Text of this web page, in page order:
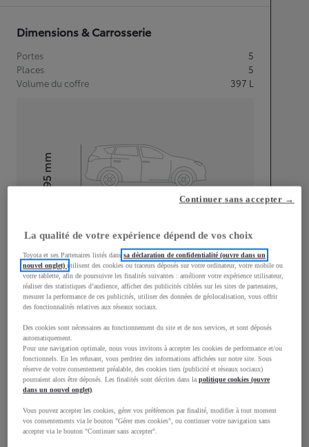
Dimensions & Carrosserie
Portes
5
Places
5
Volume du coffre
397 L
Hauteur
1 595
mm
1 765 mm
Consommation mixte
Consommation mixte 4,4L/100 km
Émissions CO2
102 g/km
La qualité de votre expérience dépend de vos choix
Toyota et ses Partenaires listés danssa déclaration de confidentialité (ouvre dans un
nouvel onglet)utilisent des cookies ou traceurs déposés sur votre ordinateur, votre mobile ou
votre tablette, afin de poursuivre les finalités suivantes : améliorer votre expérience utilisateur,
réaliser des statistiques d’audience, afficher des publicités ciblées sur les sites de partenaires,
mesurer la performance de ces publicités, utiliser des données de géolocalisation, vous offrir
des fonctionnalités relatives aux réseaux sociaux.
Des cookies sont nécessaires au fonctionnement du site et de nos services, et sont déposés
automatiquement.
Pour une navigation optimale, nous vous invitons à accepter les cookies de performance et/ou
fonctionnels. En les refusant, vous perdriez des informations affichées sur notre site. Sous
réserve de votre consentement préalable, des cookies tiers (publicité et réseaux sociaux)
pourraient alors être déposés. Les finalités sont décrites dans lapolitique cookies (ouvre
dans un nouvel onglet).
Vous pouvez accepter les cookies, gérer vos préférences par finalité, modifier à tout moment
vos consentements via le bouton "Gérer mes cookies", ou continuer votre navigation sans
accepter via le bouton "Continuer sans accepter".
Continuer sans accepter →